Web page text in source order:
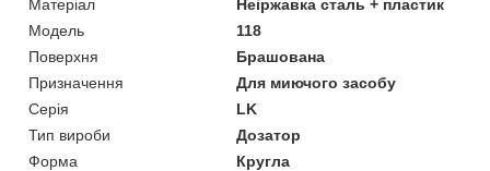
Матеріал
Неіржавка сталь + пластик
Мoдель
118
Поверхня
Брашована
Призначення
Для миючого засобу
Серія
LK
Тип вироби
Дозатор
Форма
Кругла